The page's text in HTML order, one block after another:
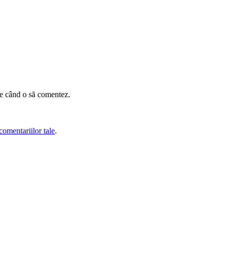
când o să comentez.
tale.